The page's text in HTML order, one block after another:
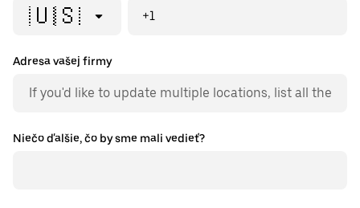
🇺🇸 +1
Adresa vašej firmy
Niečo ďalšie, čo by sme mali vedieť?